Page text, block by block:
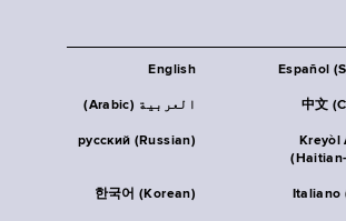
English Español
العربية (Arabic) 中文
русский (Russian)
Kreyòl
한국어 (Korean) Italiano